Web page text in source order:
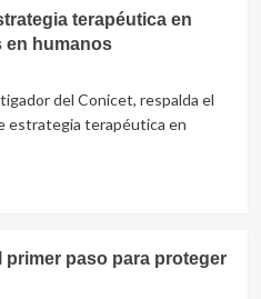
terapéutica en
humanos
del Conicet, respalda el
estrategia terapéutica en
primer paso para proteger